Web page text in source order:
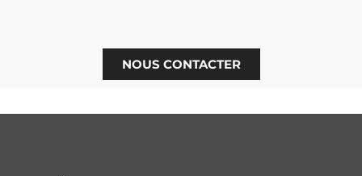
NOUS CONTACTER